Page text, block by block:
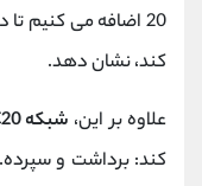
کند، نشان دهد.
علاوه بر این، شبکه ARC20